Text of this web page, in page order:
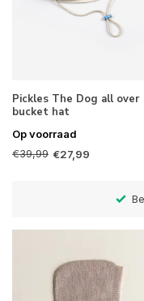
Pickles The Dog all over
bucket hat
Op voorraad
€39,99 €27,99